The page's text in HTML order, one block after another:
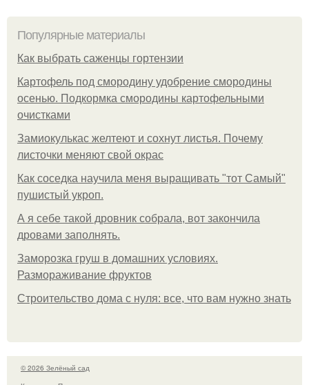
Популярные материалы
Как выбрать саженцы гортензии
Картофель под смородину удобрение смородины
осенью. Подкормка смородины картофельными
очистками
Замиокулькас желтеют и сохнут листья. Почему
листочки меняют свой окрас
Как соседка научила меня выращивать "тот Самый"
пушистый укроп.
А я себе такой дровник собрала, вот закончила
дровами заполнять.
Заморозка груш в домашних условиях.
Размораживание фруктов
Строительство дома с нуля: все, что вам нужно знать
© 2026 Зелёный сад